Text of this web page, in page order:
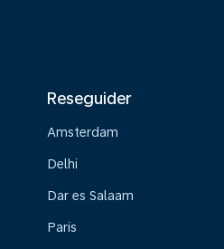
Reseguider
Amsterdam
Delhi
Dar es Salaam
Paris